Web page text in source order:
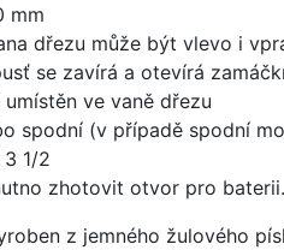
mm
dřezu může být vlevo i
se zavírá a otevírá
umístěn ve vaně dřezu
spodní (v případě spodní
1/2
zhotovit otvor pro baterii.
z jemného žulového